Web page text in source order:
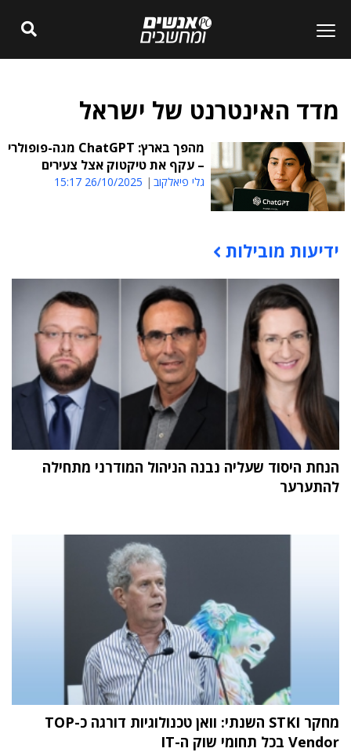
מדד האינטרנט של ישראל
מהפך בארץ: ChatGPT מגה-פופולרי
– עקף את טיקטוק אצל צעירים
גלי פיאלקוב 26/10/2025 15:17
תוכן פרסומי
ידיעות מובילות
הנחת היסוד שעליה נבנה הניהול המודרני מתחילה
להתערער
מחקר STKI השנתי: וואן טכנולוגיות דורגה כ-TOP
Vendor בכל תחומי שוק ה-IT